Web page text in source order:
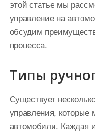
этой статье мы
управление на
обсудим
процесса.
Типы
Существует
управления, которые
автомобили. Каждая